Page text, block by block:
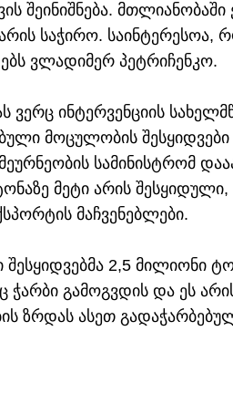
შეინიშნება.
საჭირო. საინტერესოა,
ვლადიმერ პეტრიჩენკო.
ვერც ინტერვენციის
მოცულობის შესყიდვები
სამინისტრომ
მეტი არის
მაჩვენებლები.
შესყიდვებმა 2,5 მილიონი
ჭარბი გამოგვდის და ეს
ზრდას ასეთ გადაჭარბებულ